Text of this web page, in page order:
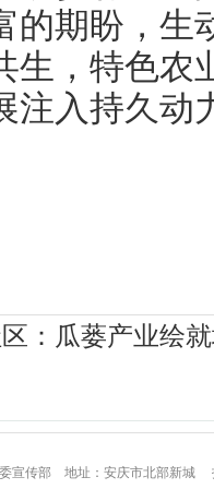
的期盼，生
生，特色农
注入持久动
：瓜蒌产业绘
委宣传部 地址：安庆市北